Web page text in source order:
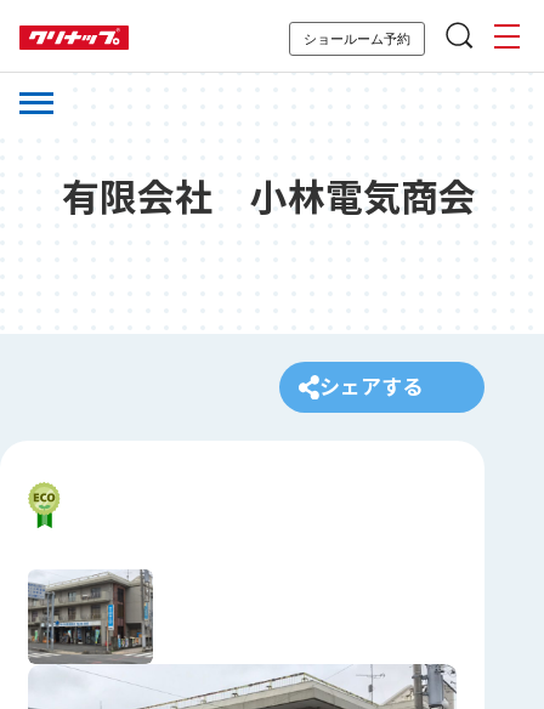
ショールーム予約
有限会社 小林電気商会
シェアする